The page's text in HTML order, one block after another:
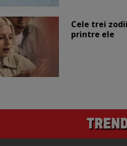
Cele trei
printre ele